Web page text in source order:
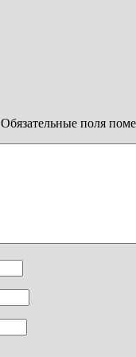
Обязательные поля